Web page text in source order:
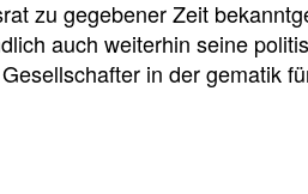
zu gegebener Zeit
auch weiterhin seine
in der gematik
r
i
n